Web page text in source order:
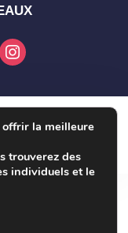
instagram
TECHNOLOGY
offrir la meilleure
trouverez des
individuels et le